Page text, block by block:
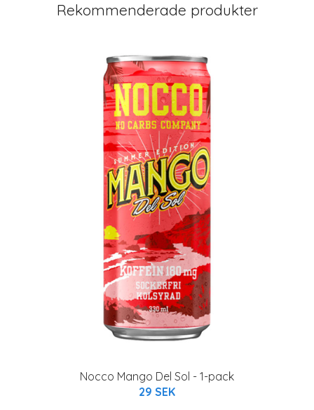
Rekommenderade produkter
Nocco Mango Del Sol - 1-pack
29 SEK